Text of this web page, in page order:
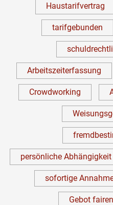
Haustarifvertrag
tarifgebunden
Arbeitszeiterfassung
Crowdworking
persönliche Abhängigkeit
sofortige
Gebot